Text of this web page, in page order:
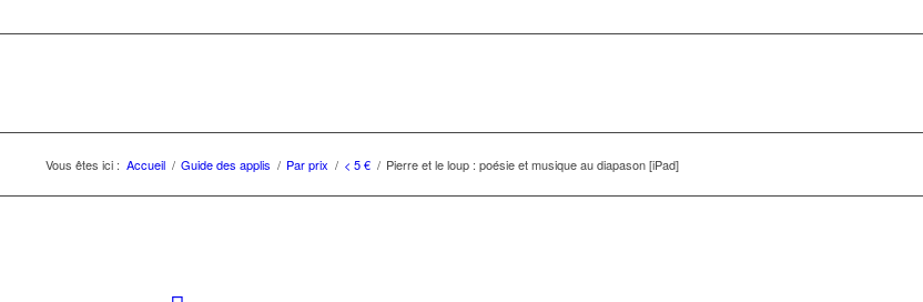
Vous êtes ici : Accueil / Guide des applis / Par prix / < 5 € / Pierre et le loup : poésie et musique au diapason [iPad]